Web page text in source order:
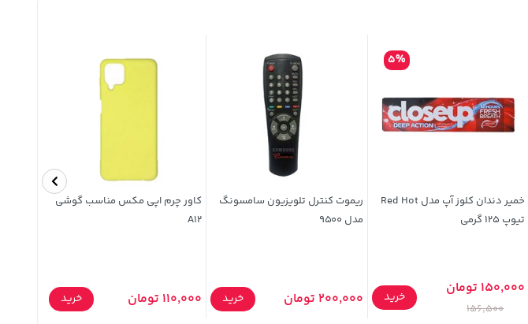
خمیر دندان کلوز آپ مدل Red Hot
تیوپ 125 گرمی
5%
150,000 تومان
156,500
خرید
ریموت کنترل تلویزیون سامسونگ
مدل 9500
200,000 تومان خرید
کاور چرم اپی مکس مناسب گوشی
A12
110,000 تومان خرید